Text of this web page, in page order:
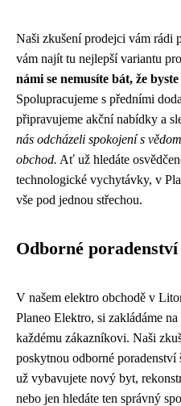
Naši zkušení prodejci vám rádi
vám najít tu nejlepší variantu
námi se nemusíte bát, že
Spolupracujeme s předními
připravujeme akční nabídky a
nás odcházeli spokojení s
obchod. Ať už hledáte
technologické vychytávky, v
vše pod jednou střechou.
Odborné
V našem elektro obchodě v
Planeo Elektro, si zakládáme
každému zákazníkovi. Naši
poskytnou odborné
už vybavujete nový byt,
nebo jen hledáte ten správný